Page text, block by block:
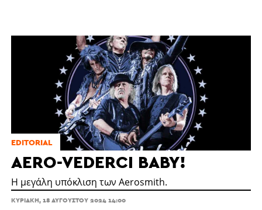
EDITORIAL
AERO-VEDERCI BABY!
Η μεγάλη υπόκλιση των Aerosmith.
ΚΥΡΙΑΚΉ, 18 ΑΥΓΟΎΣΤΟΥ 2024 14:00